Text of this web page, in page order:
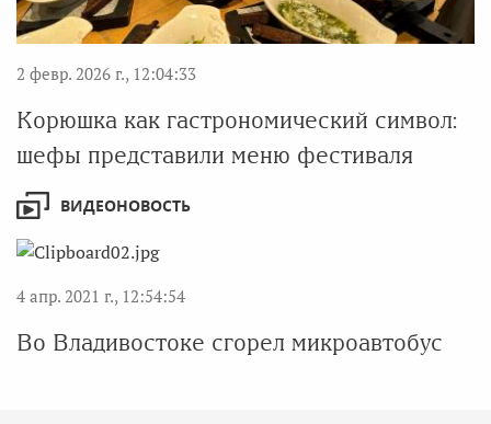
2 февр. 2026 г., 12:04:33
Корюшка как гастрономический символ:
шефы представили меню фестиваля
ВИДЕОНОВОСТЬ
4 апр. 2021 г., 12:54:54
Во Владивостоке сгорел микроавтобус